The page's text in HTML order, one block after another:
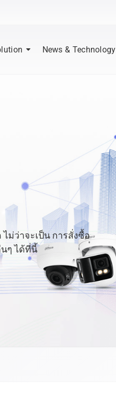
News & Technology
ม่ว่าจะเป็น การสั่งซื้อ
ๆ ได้ที่นี้